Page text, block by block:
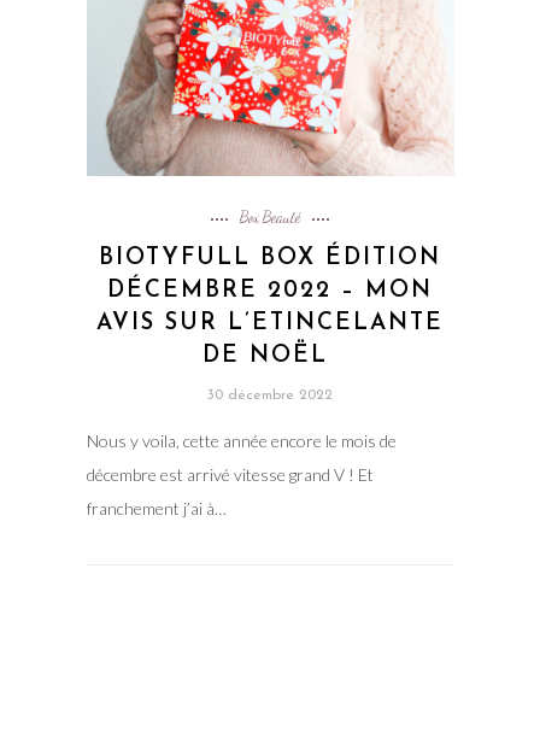
Box Beauté
BIOTYFULL BOX ÉDITION
DÉCEMBRE 2022 – MON
AVIS SUR L’ETINCELANTE
DE NOËL
30 décembre 2022
Nous y voila, cette année encore le mois de
décembre est arrivé vitesse grand V ! Et
franchement j’ai à…